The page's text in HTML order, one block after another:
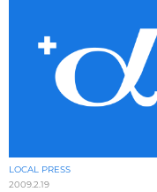
LOCAL PRESS
2009.2.19